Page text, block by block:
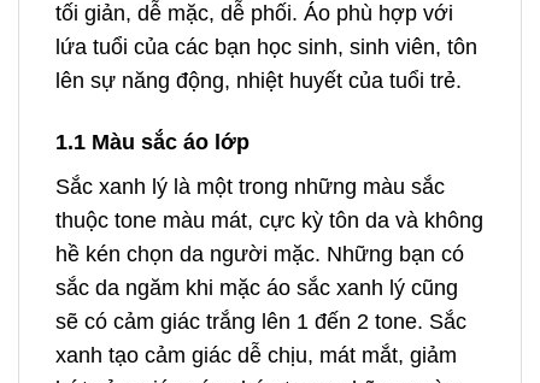
tối giản, dễ mặc, dễ phối. Áo phù hợp với
lứa tuổi của các bạn học sinh, sinh viên, tôn
lên sự năng động, nhiệt huyết của tuổi trẻ.
1.1 Màu sắc áo lớp
Sắc xanh lý là một trong những màu sắc
thuộc tone màu mát, cực kỳ tôn da và không
hề kén chọn da người mặc. Những bạn có
sắc da ngăm khi mặc áo sắc xanh lý cũng
sẽ có cảm giác trắng lên 1 đến 2 tone. Sắc
xanh tạo cảm giác dễ chịu, mát mắt, giảm